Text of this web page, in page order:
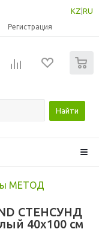
KZ RU
Регистрация
Найти
МЕТОД
СТЕНСУНД
40x100 см